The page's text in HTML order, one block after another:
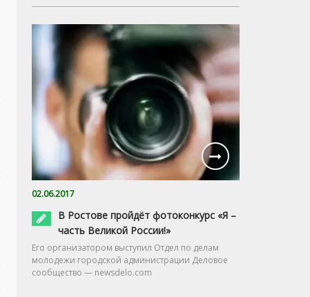
02.06.2017
В Ростове пройдёт фотоконкурс «Я –
часть Великой России!»
Его организатором выступил Отдел по делам
молодежи городской администрации Деловое
сообщество — newsdelo.com